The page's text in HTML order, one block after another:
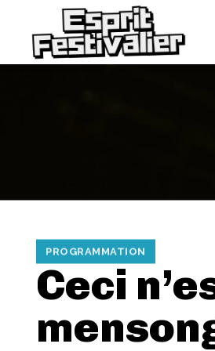
PROGRAMMATION
Ceci